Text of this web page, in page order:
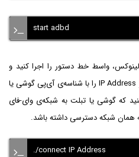
start adbd
واسط خط دستور را اجرا کنید و
دستور زیر را تایپ کنید. در این دستور IP Address را با شناسه‌ی آی‌پی گوشی یا
که گوشی یا تبلت به شبکه‌ی وای-فای
همان شبکه دسترسی داشته باشد.
./connect IP Address